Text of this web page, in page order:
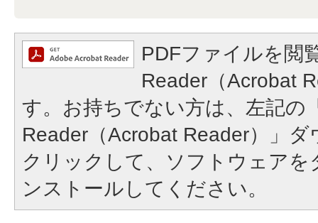
PDFファイルを閲
Reader（Acrobat
す。お持ちでない方は、左記の
Reader（Acrobat Reader）」
クリックして、ソフトウェア
ンストールしてください。